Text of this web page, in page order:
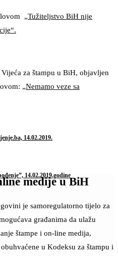
„Tužiteljstvo BiH nije
Vijeća za štampu u BiH, objavljen
„Nemamo veze sa
14.02.2019.
14.02.2019.godine
medije u BiH
je samoregulatorno tijelo za
građanima da ulažu
štampe i on-line medija,
u Kodeksu za štampu i